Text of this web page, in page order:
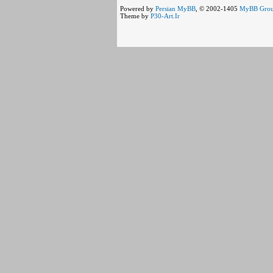
Powered by Persian MyBB , © 2002-1405 MyBB
Theme by P30-Art.Ir